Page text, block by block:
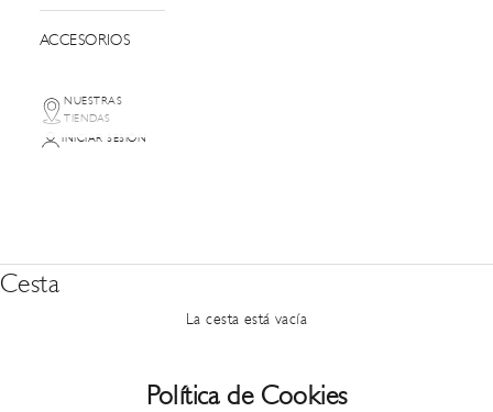
ACCESORIOS
NUESTRAS
TIENDAS
INICIAR SESIÓN
Cesta
La cesta está vacía
Política de Cookies